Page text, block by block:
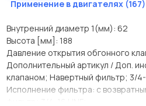
Применение в двигателях (167)
Внутренний диаметр 1(мм): 62
Высота [мм]: 188
Давление открытия обгонного
Дополнительный артикул / Доп.
клапаном; Навертный фильтр; 3/4-
Исполнение фильтра: с